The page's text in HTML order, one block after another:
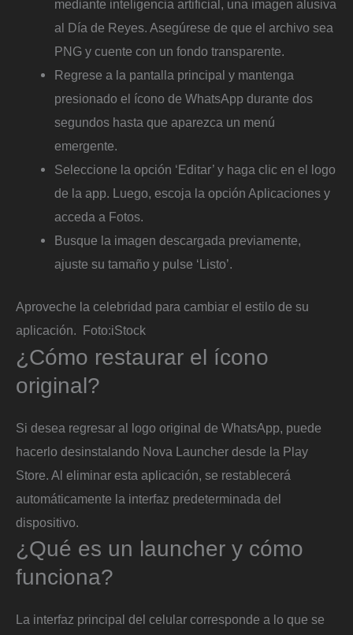
mediante inteligencia artificial, una imagen alusiva
al Día de Reyes. Asegúrese de que el archivo sea
PNG y cuente con un fondo transparente.
Regrese a la pantalla principal y mantenga
presionado el ícono de WhatsApp durante dos
segundos hasta que aparezca un menú
emergente.
Seleccione la opción ‘Editar’ y haga clic en el logo
de la app. Luego, escoja la opción Aplicaciones y
acceda a Fotos.
Busque la imagen descargada previamente,
ajuste su tamaño y pulse ‘Listo’.
Aproveche la celebridad para cambiar el estilo de su
aplicación. Foto:iStock
¿Cómo restaurar el ícono
original?
Si desea regresar al logo original de WhatsApp, puede
hacerlo desinstalando Nova Launcher desde la Play
Store. Al eliminar esta aplicación, se restablecerá
automáticamente la interfaz predeterminada del
dispositivo.
¿Qué es un launcher y cómo
funciona?
La interfaz principal del celular corresponde a lo que se